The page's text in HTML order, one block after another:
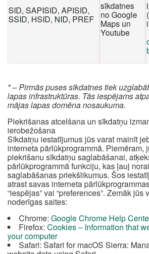
SID, SAPISID, APISID,
SSID, HSID, NID, PREF
sīkdatnes
no Google
Maps un
Youtube
* – Pirmās puses sīkdatnes tiek
lapas infrastruktūras. Tās iespējams
mājas lapas domēna nosaukuma.
Piekrišanas atcelšana un sīkdatņu
ierobežošana
Sīkdatņu iestatījumus jūs varat mainīt
interneta pārlūkprogrammā. Piemēram,
piekrišanu sīkdatņu saglabāšanai,
pārlūkprogrammā funkciju, kas ļauj
saglabāšanas priekšlikumus. Šos
atrast savas interneta
“iespējas” vai “preferences”. Zemāk jūs
noderīgas saites:
Chrome: Google Chrome Help
Firefox: Cookies – Information that
your computer
Safari: Safari for macOS Sierra: